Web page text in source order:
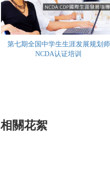
第七期全国中学生生涯发展规划师
NCDA认证培训
相關花絮